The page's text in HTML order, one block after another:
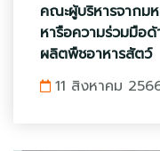
คณะผู้บริหารจากม
หารือความร่วมมือ
ผลิตพืชอาหารสัตว์
11 สิงหาคม